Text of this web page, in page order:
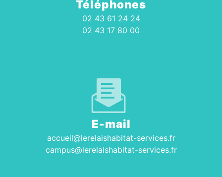
Téléphones
02 43 61 24 24
02 43 17 80 00
E-mail
accueil@lerelaishabitat-services.fr
campus@lerelaishabitat-services.fr